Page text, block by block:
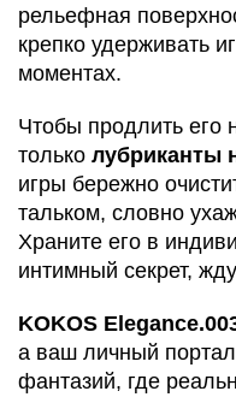
рельефная
крепко удерживать
моментах.
Чтобы продлить его
только лубриканты
игры бережно
тальком, словно
Храните его в
интимный секрет,
KOKOS
а ваш личный
фантазий, где